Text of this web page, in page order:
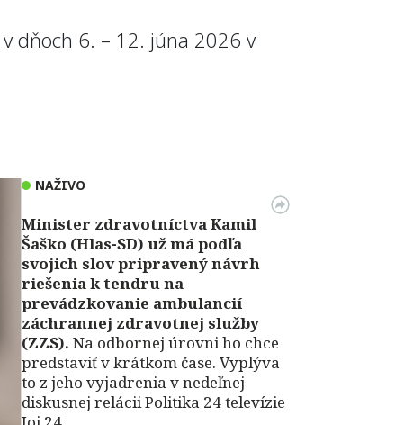
dňoch 6. – 12. júna 2026 v
NAŽIVO
Minister zdravotníctva Kamil
Šaško (Hlas-SD) už má podľa
svojich slov pripravený návrh
riešenia k tendru na
prevádzkovanie ambulancií
záchrannej zdravotnej služby
(ZZS). Na odbornej úrovni ho chce
predstaviť v krátkom čase. Vyplýva
to z jeho vyjadrenia v nedeľnej
diskusnej relácii Politika 24 televízie